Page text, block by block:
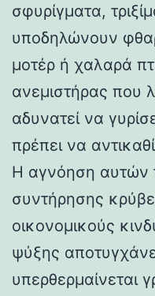
σφυρίγματα,
υποδηλώνουν
μοτέρ ή χαλαρά
ανεμιστήρας που
αδυνατεί να
πρέπει να
Η αγνόηση
συντήρησης
οικονομικούς
ψύξης
υπερθερμαίνεται